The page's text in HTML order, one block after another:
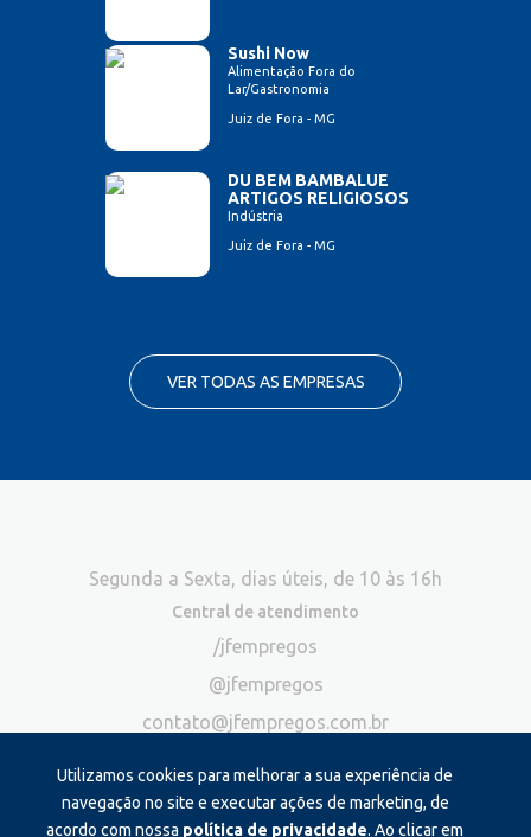
Sushi Now
Alimentação Fora do
Lar/Gastronomia
Juiz de Fora - MG
DU BEM BAMBALUE
ARTIGOS RELIGIOSOS
Indústria
Juiz de Fora - MG
VER TODAS AS EMPRESAS
Utilizamos cookies para melhorar a sua experiência de
navegação no site e executar ações de marketing, de
acordo com nossa política de privacidade. Ao clicar em
Segunda a Sexta, dias úteis, de 10 às 16h
Central de atendimento
/jfempregos
@jfempregos
contato@jfempregos.com.br
Publicidade
*Exclusivo para atendimento via chat. Não atendemos ligações neste